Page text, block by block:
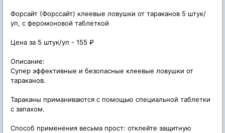
Форсайт (Форссайт) клеевые ловушки от тараканов 5 штук/
уп, с феромоновой таблеткой
Цена за 5 штук/уп - 155 ₽
Описание:
Супер эффективные и безопасные клеевые ловушки от
тараканов.
Тараканы приманиваются с помощью специальной таблетки
с запахом.
Способ применения весьма прост: отклейте защитную